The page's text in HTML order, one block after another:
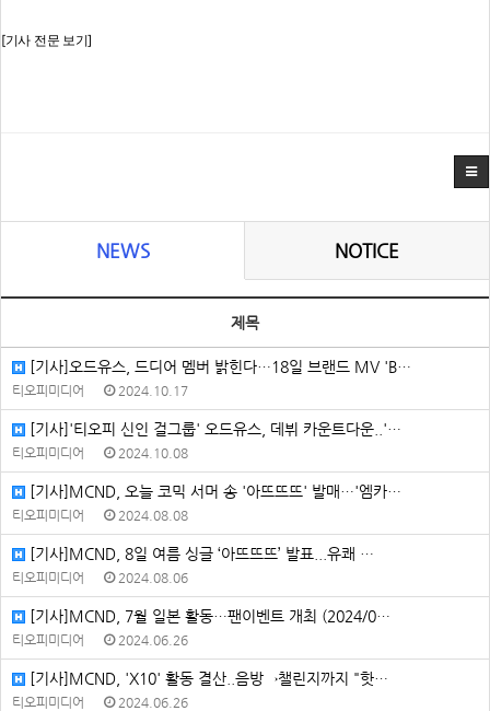
[기사 전문 보기]
NEWS NOTICE
제목
[기사]오드유스, 드디어 멤버 밝힌다…18일 브랜드 MV 'B…
티오피미디어 2024.10.17
[기사]'티오피 신인 걸그룹' 오드유스, 데뷔 카운트다운..'…
티오피미디어 2024.10.08
[기사]MCND, 오늘 코믹 서머 송 '아뜨뜨뜨' 발매…'엠카…
티오피미디어 2024.08.08
[기사]MCND, 8일 여름 싱글 ‘아뜨뜨뜨’ 발표...유쾌 …
티오피미디어 2024.08.06
[기사]MCND, 7월 일본 활동…팬이벤트 개최 (2024/0…
티오피미디어 2024.06.26
[기사]MCND, 'X10' 활동 결산..음방→챌린지까지 "핫…
티오피미디어 2024.06.26